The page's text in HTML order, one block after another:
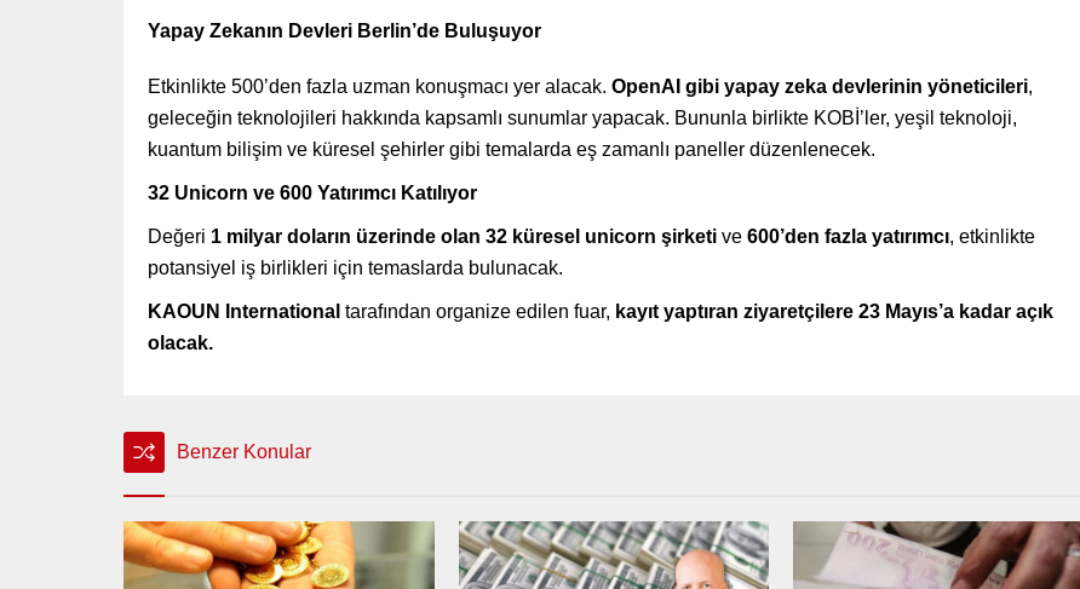
Yapay Zekanın Devleri Berlin’de Buluşuyor
Etkinlikte 500’den fazla uzman konuşmacı yer alacak. OpenAI gibi yapay zeka devlerinin yöneticileri,
geleceğin teknolojileri hakkında kapsamlı sunumlar yapacak. Bununla birlikte KOBİ’ler, yeşil teknoloji,
kuantum bilişim ve küresel şehirler gibi temalarda eş zamanlı paneller düzenlenecek.
32 Unicorn ve 600 Yatırımcı Katılıyor
Değeri 1 milyar doların üzerinde olan 32 küresel unicorn şirketi ve 600’den fazla yatırımcı, etkinlikte
potansiyel iş birlikleri için temaslarda bulunacak.
KAOUN International tarafından organize edilen fuar, kayıt yaptıran ziyaretçilere 23 Mayıs’a kadar açık
olacak.
Benzer Konular